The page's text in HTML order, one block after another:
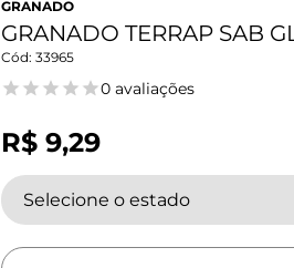
GRANADO
GRANADO TERRAP SAB
33965
0 avaliações
R$ 9,29
Selecione o estado